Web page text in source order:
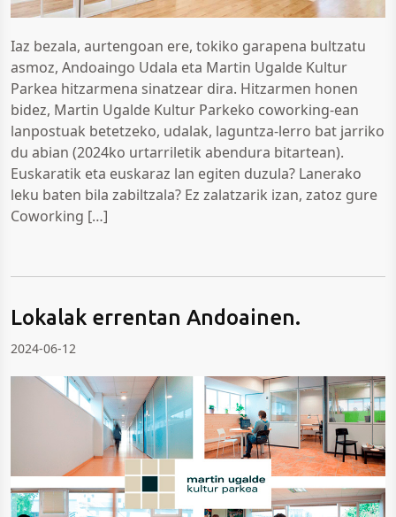
Iaz bezala, aurtengoan ere, tokiko garapena bultzatu
asmoz, Andoaingo Udala eta Martin Ugalde Kultur
Parkea hitzarmena sinatzear dira. Hitzarmen honen
bidez, Martin Ugalde Kultur Parkeko coworking-ean
lanpostuak betetzeko, udalak, laguntza-lerro bat jarriko
du abian (2024ko urtarriletik abendura bitartean).
Euskaratik eta euskaraz lan egiten duzula? Lanerako
leku baten bila zabiltzala? Ez zalatzarik izan, zatoz gure
Coworking […]
Lokalak errentan Andoainen.
2024-06-12